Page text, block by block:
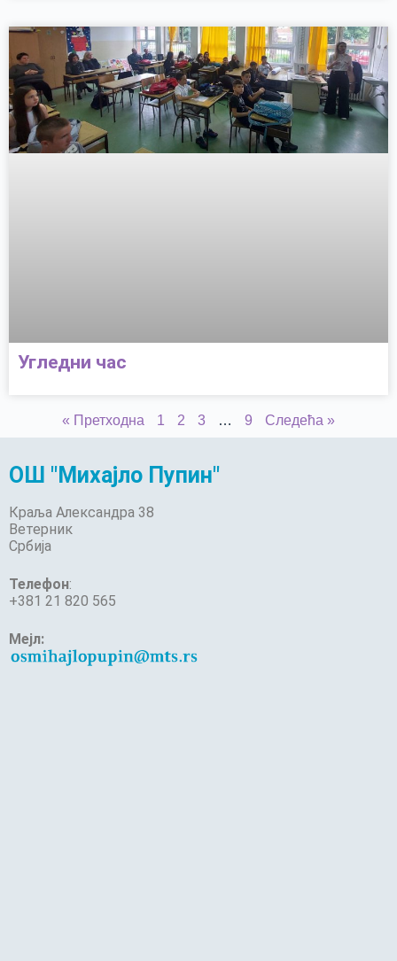
Угледни час
« Претходна 1 2 3 … 9 Следећа »
ОШ "Михајло Пупин"
Краља Александра 38
Ветерник
Србија
Телефон:
+381 21 820 565
Мејл: